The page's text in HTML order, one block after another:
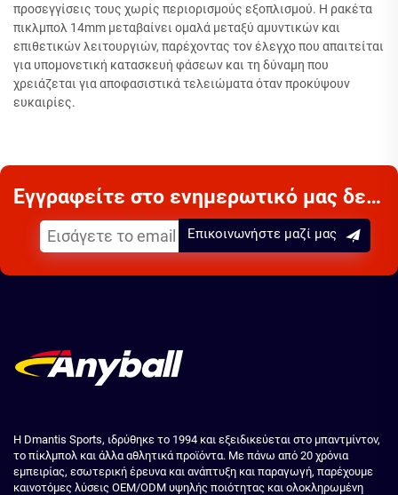
προσεγγίσεις τους χωρίς περιορισμούς εξοπλισμού. Η ρακέτα
πικλμπολ 14mm μεταβαίνει ομαλά μεταξύ αμυντικών και
επιθετικών λειτουργιών, παρέχοντας τον έλεγχο που απαιτείται
για υπομονετική κατασκευή φάσεων και τη δύναμη που
χρειάζεται για αποφασιστικά τελειώματα όταν προκύψουν
ευκαιρίες.
Εγγραφείτε στο ενημερωτικό μας δελτίο
Επικοινωνήστε μαζί μας
Η Dmantis Sports, ιδρύθηκε το 1994 και εξειδικεύεται στο μπαντμίντον,
το πίκλμπολ και άλλα αθλητικά προϊόντα. Με πάνω από 20 χρόνια
εμπειρίας, εσωτερική έρευνα και ανάπτυξη και παραγωγή, παρέχουμε
καινοτόμες λύσεις OEM/ODM υψηλής ποιότητας και ολοκληρωμένη